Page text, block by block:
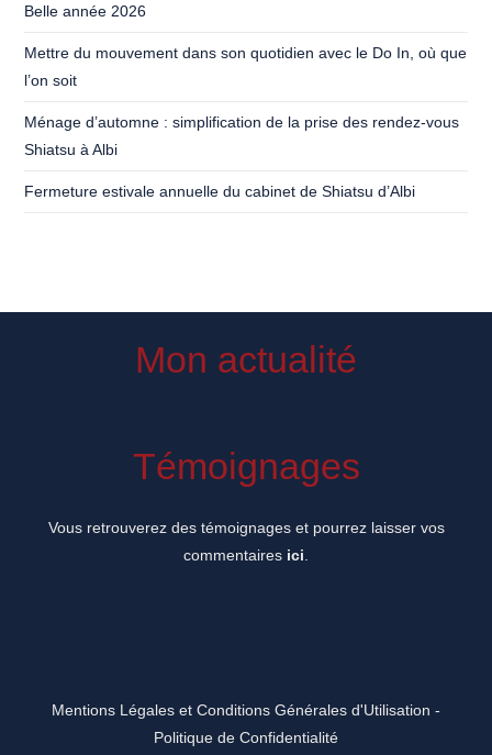
Belle année 2026
Mettre du mouvement dans son quotidien avec le Do In, où que
l’on soit
Ménage d’automne : simplification de la prise des rendez-vous
Shiatsu à Albi
Fermeture estivale annuelle du cabinet de Shiatsu d’Albi
Mon actualité
Témoignages
Vous retrouverez des témoignages et pourrez laisser vos
commentaires ici
Mentions Légales et Conditions Générales d'Utilisation -
Politique de Confidentialité